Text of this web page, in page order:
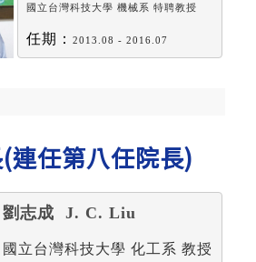
國立台灣科技大學 機械系 特聘教授
任期： 2013.08 - 2016.07
連任第八任院長)
劉志成  J. C. Liu
國立台灣科技大學 化工系 教授